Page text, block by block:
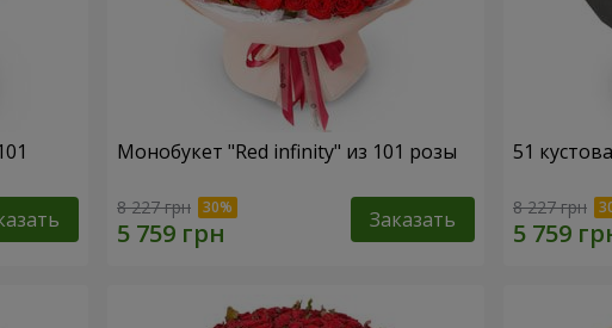
Монобукет "Red infinity" из 101 розы
8 227 грн Заказать
51
8 227 грн